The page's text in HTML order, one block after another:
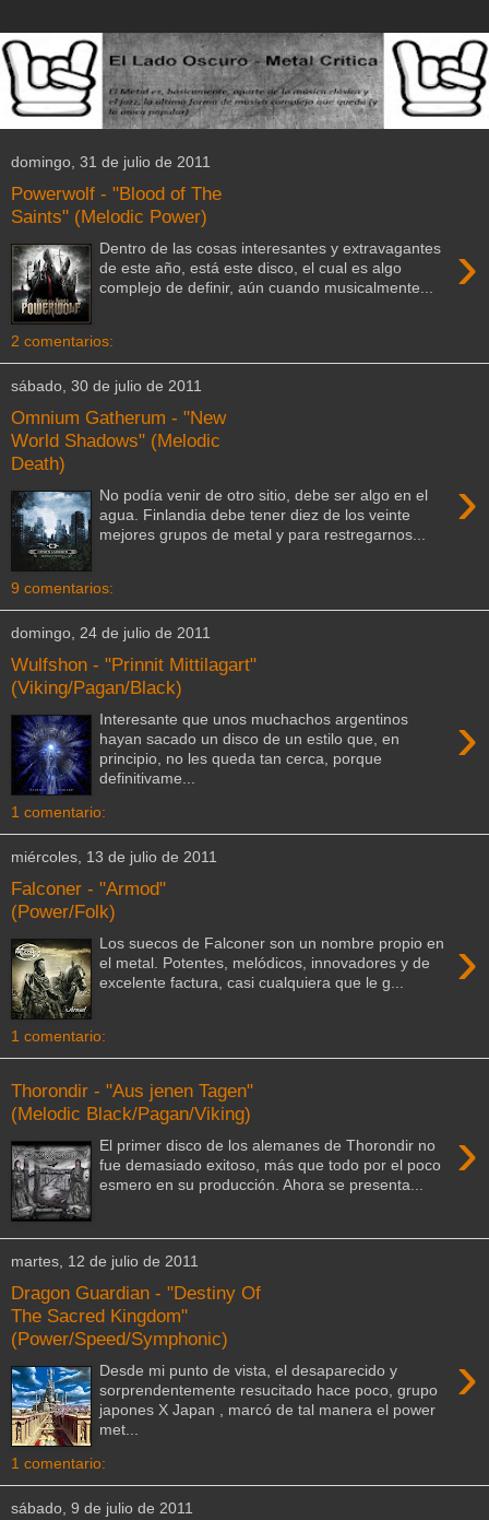
domingo, 31 de julio de 2011
Powerwolf - "Blood of The
Saints" (Melodic Power)
›
Dentro de las cosas interesantes y extravagantes
de este año, está este disco, el cual es algo
complejo de definir, aún cuando musicalmente...
2 comentarios:
sábado, 30 de julio de 2011
Omnium Gatherum - "New
World Shadows" (Melodic
Death)
›
No podía venir de otro sitio, debe ser algo en el
agua. Finlandia debe tener diez de los veinte
mejores grupos de metal y para restregarnos...
9 comentarios:
domingo, 24 de julio de 2011
Wulfshon - "Prinnit Mittilagart"
(Viking/Pagan/Black)
›
Interesante que unos muchachos argentinos
hayan sacado un disco de un estilo que, en
principio, no les queda tan cerca, porque
definitivame...
1 comentario:
miércoles, 13 de julio de 2011
Falconer - "Armod"
(Power/Folk)
›
Los suecos de Falconer son un nombre propio en
el metal. Potentes, melódicos, innovadores y de
excelente factura, casi cualquiera que le g...
1 comentario:
Thorondir - "Aus jenen Tagen"
(Melodic Black/Pagan/Viking)
›
El primer disco de los alemanes de Thorondir no
fue demasiado exitoso, más que todo por el poco
esmero en su producción. Ahora se presenta...
martes, 12 de julio de 2011
Dragon Guardian - "Destiny Of
The Sacred Kingdom"
(Power/Speed/Symphonic)
›
Desde mi punto de vista, el desaparecido y
sorprendentemente resucitado hace poco, grupo
japones X Japan , marcó de tal manera el power
met...
1 comentario:
sábado, 9 de julio de 2011